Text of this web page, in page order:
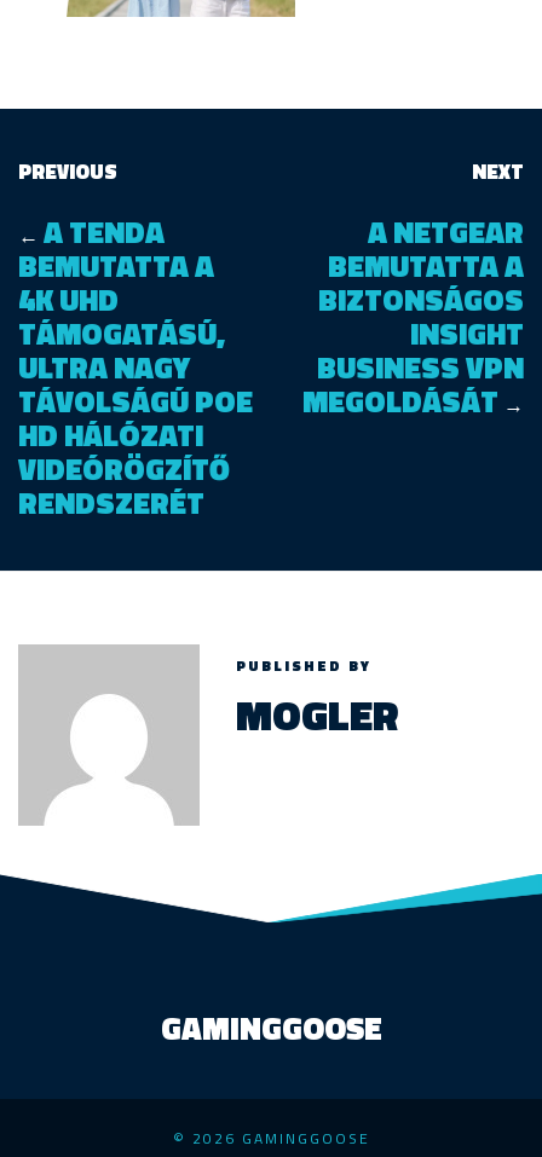
PREVIOUS
← A TENDA
BEMUTATTA A
4K UHD
TÁMOGATÁSÚ,
ULTRA NAGY
TÁVOLSÁGÚ POE
HD HÁLÓZATI
VIDEÓRÖGZÍTŐ
RENDSZERÉT
NEXT
A NETGEAR
BEMUTATTA A
BIZTONSÁGOS
INSIGHT
BUSINESS VPN
MEGOLDÁSÁT →
PUBLISHED BY
MOGLER
GAMINGGOOSE
© 2026 GAMINGGOOSE